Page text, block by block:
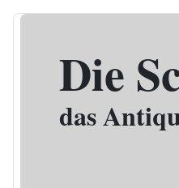
Zum Inhalt
Die
das